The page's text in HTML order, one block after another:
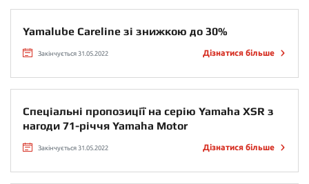
Yamalube Careline зі знижкою до 30%
Закінчується 31.05.2022 Дізнатися більше
Спеціальні пропозиції на серію Yamaha XSR з
нагоди 71-річчя Yamaha Motor
Закінчується 31.05.2022 Дізнатися більше